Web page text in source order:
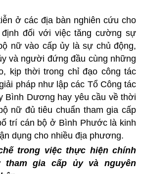
ở các địa bàn nghiên cứu cho
định đối với việc tăng cường sự
nữ vào cấp ủy là sự chủ động,
và người đứng đầu cùng những
kịp thời trong chỉ đạo công tác
pháp như lập các Tổ Công tác
Bình Dương hay yêu cầu về thời
nữ đủ tiêu chuẩn tham gia cấp
trí cán bộ ở Bình Phước là kinh
dụng cho nhiều địa phương.
trong việc thực hiện chính
gia cấp ủy và nguyên